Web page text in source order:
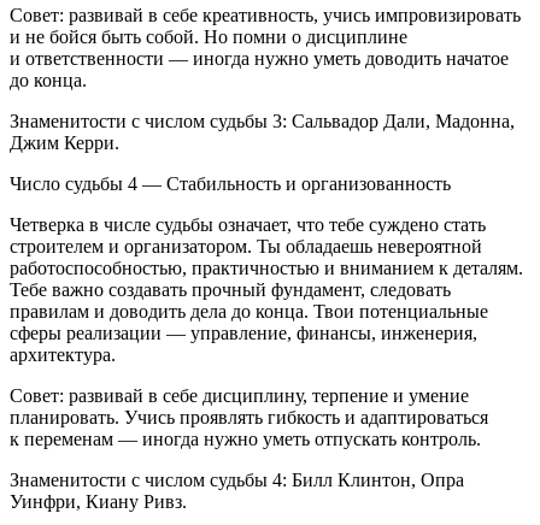
Совет: развивай в себе креативность, учись импровизировать
и не бойся быть собой. Но помни о дисциплине
и ответственности — иногда нужно уметь доводить начатое
до конца.
Знаменитости с числом судьбы 3: Сальвадор Дали, Мадонна,
Джим Керри.
Число судьбы 4 — Стабильность и организованность
Четверка в числе судьбы означает, что тебе суждено стать
строителем и организатором. Ты обладаешь невероятной
работоспособностью, практичностью и вниманием к деталям.
Тебе важно создавать прочный фундамент, следовать
правилам и доводить дела до конца. Твои потенциальные
сферы реализации — управление, финансы, инженерия,
архитектура.
Совет: развивай в себе дисциплину, терпение и умение
планировать. Учись проявлять гибкость и адаптироваться
к переменам — иногда нужно уметь отпускать контроль.
Знаменитости с числом судьбы 4: Билл Клинтон, Опра
Уинфри, Киану Ривз.